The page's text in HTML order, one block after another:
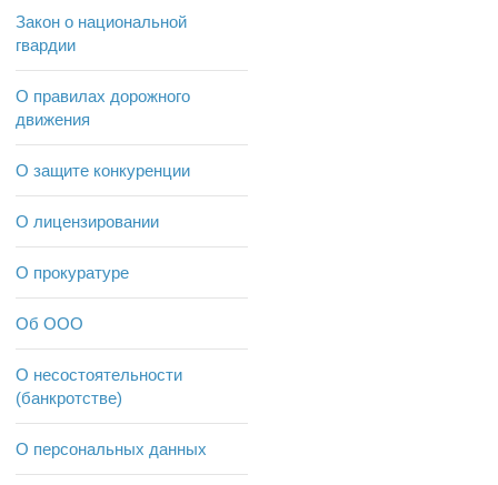
Закон о национальной
гвардии
О правилах дорожного
движения
О защите конкуренции
О лицензировании
О прокуратуре
Об ООО
О несостоятельности
(банкротстве)
О персональных данных